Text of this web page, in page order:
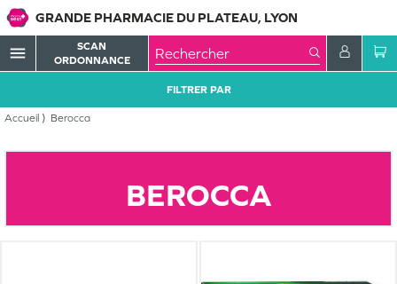
GRANDE PHARMACIE DU PLATEAU, LYON
menu
SCAN
ORDONNANCE
Accueil Berocca
FILTRER PAR
BEROCCA